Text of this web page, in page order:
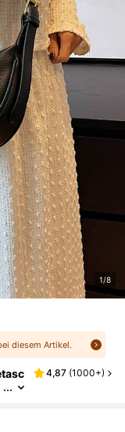
1/8
diesem Artikel.
4,87 (1000+)